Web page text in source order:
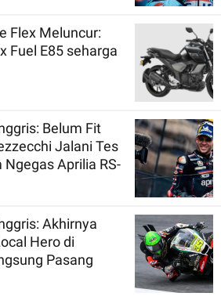
Flex Meluncur:
Fuel E85 seharga
Belum Fit
Jalani Tes
Aprilia RS-
Akhirnya
Hero di
Pasang